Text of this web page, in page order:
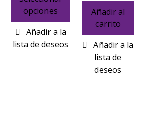
opciones
Añadir al
carrito